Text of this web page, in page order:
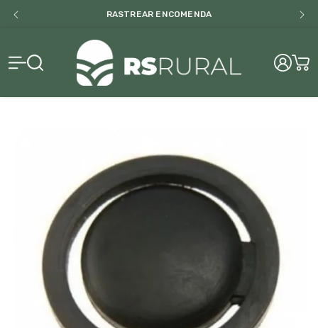
RASTREAR ENCOMENDA
RS Rural